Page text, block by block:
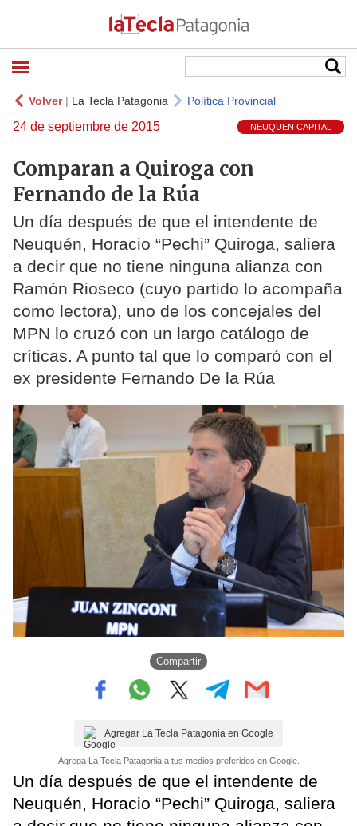
Volver| La Tecla Patagonia Política Provincial
24 de septiembre de 2015 NEUQUEN CAPITAL
Comparan a Quiroga con
Fernando de la Rúa
Un día después de que el intendente de
Neuquén, Horacio “Pechi” Quiroga, saliera
a decir que no tiene ninguna alianza con
Ramón Rioseco (cuyo partido lo acompaña
como lectora), uno de los concejales del
MPN lo cruzó con un largo catálogo de
críticas. A punto tal que lo comparó con el
ex presidente Fernando De la Rúa
Compartir
Agregar La Tecla Patagonia en Google
Agrega La Tecla Patagonia a tus medios preferidos en Google.
Un día después de que el intendente de
Neuquén, Horacio “Pechi” Quiroga, saliera